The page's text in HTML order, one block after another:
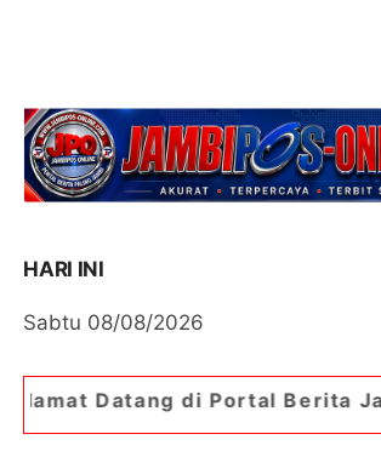
HARI INI
Sabtu 08/08/2026
di Portal Berita Jambipos